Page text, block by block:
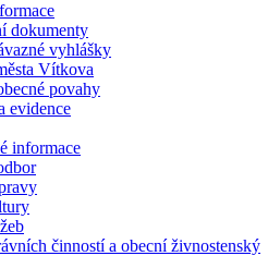
dokumenty
vyhlášky
Vítkova
povahy
evidence
informace
činností a obecní živnostenský